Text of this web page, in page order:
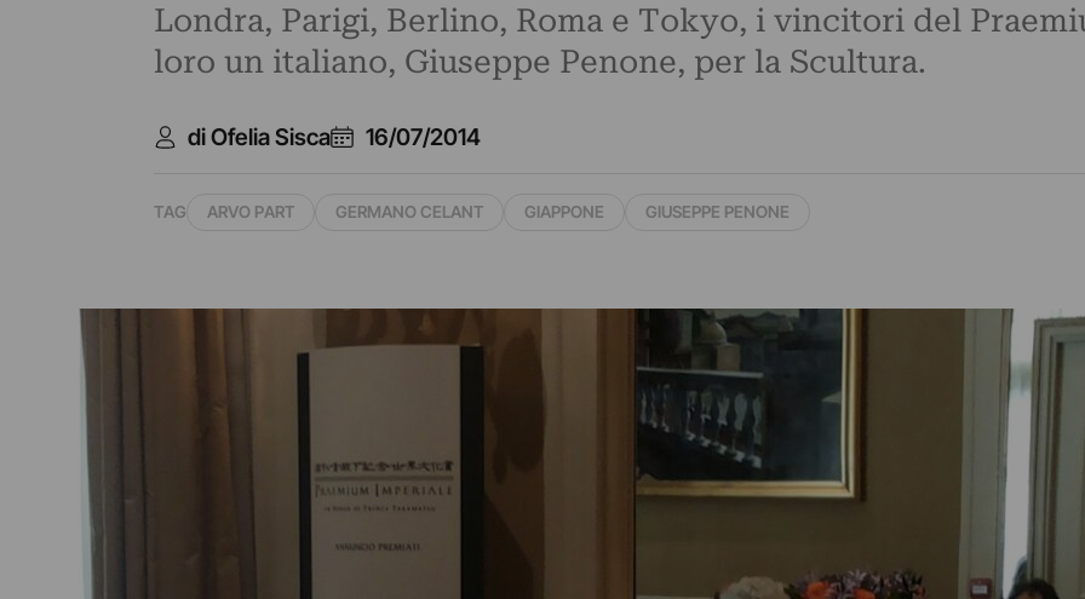
Londra, Parigi, Berlino, Roma e Tokyo, i vincitori del
loro un italiano, Giuseppe Penone, per la Scultura.
di Ofelia Sisca 16/07/2014
TAG ARVO PART GERMANO CELANT GIAPPONE GIUSEPPE PENONE